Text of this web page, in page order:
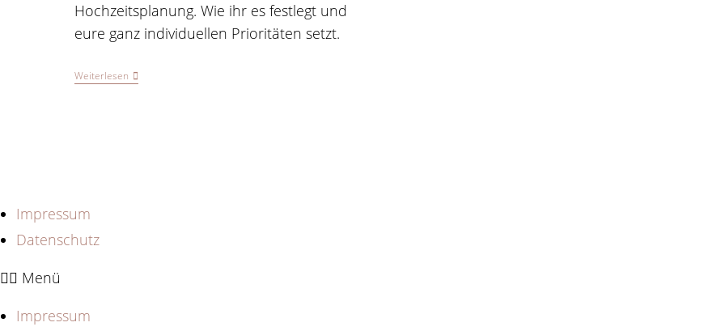
Hochzeitsplanung. Wie ihr es festlegt und
eure ganz individuellen Prioritäten setzt.
WeiterlesenEuer
Hochzeitsbudget
Impressum
Datenschutz
Menü
Impressum